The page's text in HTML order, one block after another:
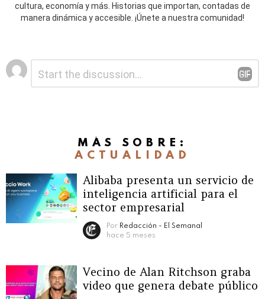
cultura, economía y más. Historias que importan, contadas de
manera dinámica y accesible. ¡Únete a nuestra comunidad!
Deja
una
MÁS SOBRE:
ACTUALIDAD
Alibaba presenta un servicio de
inteligencia artificial para el
sector empresarial
Por Redacción - El Semanal
hace 5 meses
Vecino de Alan Ritchson graba
video que genera debate público